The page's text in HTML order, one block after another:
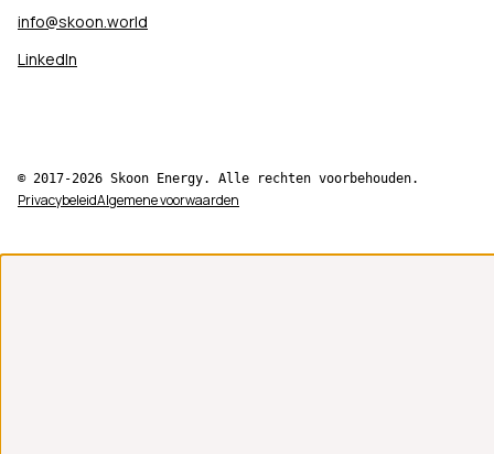
info@skoon.world
LinkedIn
© 2017-2026 Skoon Energy. Alle rechten voorbehouden.
PrivacybeleidAlgemene voorwaarden